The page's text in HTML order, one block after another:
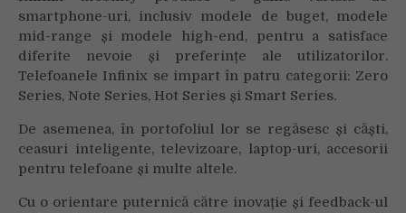
smartphone-uri, inclusiv modele de buget, modele
mid-range și modele high-end, pentru a satisface
diferite nevoie și preferințe ale utilizatorilor.
Telefoanele Infinix se impart în patru categorii: Zero
Series, Note Series, Hot Series și Smart Series.
De asemenea, în portofoliul lor se regăsesc și căști,
ceasuri inteligente, televizoare, laptop-uri, accesorii
pentru telefoane și multe altele.
Cu o orientare puternică către inovație și feedback-ul